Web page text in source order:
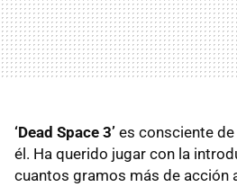
‘Dead Space 3’ es consciente
él. Ha querido jugar con la
cuantos gramos más de acción